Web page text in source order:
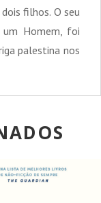
filhos. O seu
um Homem, foi
palestina nos